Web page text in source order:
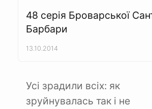
48 серія Броварської
Барбари
13.10.2014
Усі зрадили всіх: як
зруйнувалась так і не